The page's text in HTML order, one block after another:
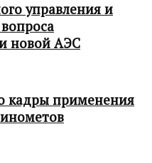
управления и
новой АЭС
кадры применения